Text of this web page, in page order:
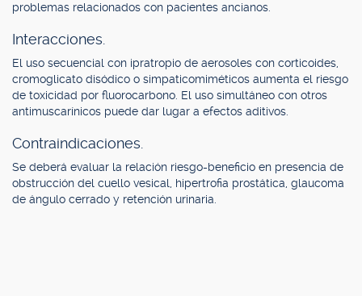
problemas relacionados con pacientes ancianos.
Interacciones.
El uso secuencial con ipratropio de aerosoles con corticoides,
cromoglicato disódico o simpaticomiméticos aumenta el riesgo
de toxicidad por fluorocarbono. El uso simultáneo con otros
antimuscarínicos puede dar lugar a efectos aditivos.
Contraindicaciones.
Se deberá evaluar la relación riesgo-beneficio en presencia de
obstrucción del cuello vesical, hipertrofia prostática, glaucoma
de ángulo cerrado y retención urinaria.